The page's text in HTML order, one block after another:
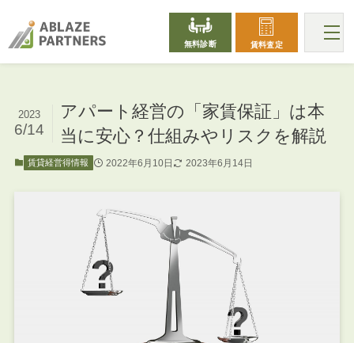
無料診断 賃料査定
アパート経営の「家賃保証」は本
当に安心？仕組みやリスクを解説
2023
6/14
賃貸経営得情報 2022年6月10日 2023年6月14日